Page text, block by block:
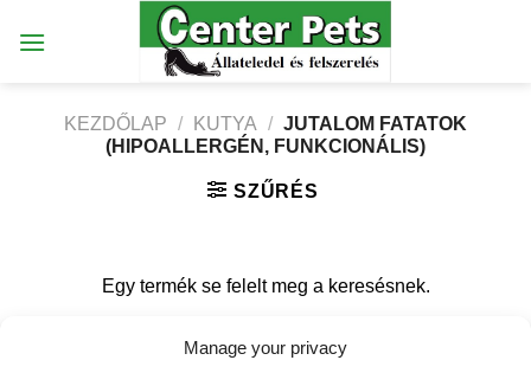
Manage your privacy
KEZDŐLAP / KUTYA / JUTALOM FATATOK
(HIPOALLERGÉN, FUNKCIONÁLIS)
SZŰRÉS
Egy termék se felelt meg a keresésnek.